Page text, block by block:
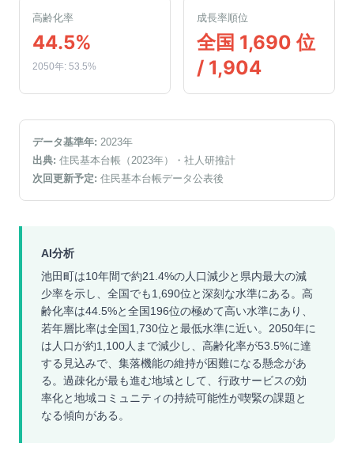
高齢化率
44.5%
2050年: 53.5%
成長率順位
全国 1,690 位
/ 1,904
データ基準年: 2023年
出典: 住民基本台帳（2023年）
・社人研推計
次回更新予定: 住民基本台帳データ公表後
AI分析
池田町は10年間で約21.4%の人口減少と県内最大の減
少率を示し、全国でも1,690位と深刻な水準にある。高
齢化率は44.5%と全国196位の極めて高い水準にあり、
若年層比率は全国1,730位と最低水準に近い。2050年に
は人口が約1,100人まで減少し、高齢化率が53.5%に達
する見込みで、集落機能の維持が困難になる懸念があ
る。過疎化が最も進む地域として、行政サービスの効
率化と地域コミュニティの持続可能性が喫緊の課題と
なる傾向がある。